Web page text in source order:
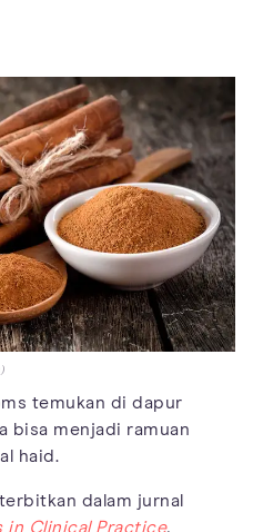
temukan di dapur
bisa menjadi ramuan
haid.
dalam jurnal
in Clinical Practice,